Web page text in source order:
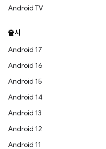
Android TV
출시
Android 17
Android 16
Android 15
Android 14
Android 13
Android 12
Android 11